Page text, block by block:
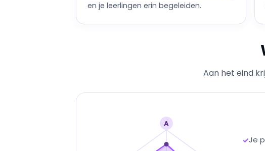
en je leerlingen erin begeleiden.
Aan het eind
A
✓Je